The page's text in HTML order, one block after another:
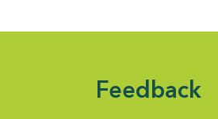
Feedback